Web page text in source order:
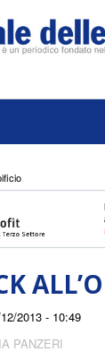
2013 - 10:49
PANZERI